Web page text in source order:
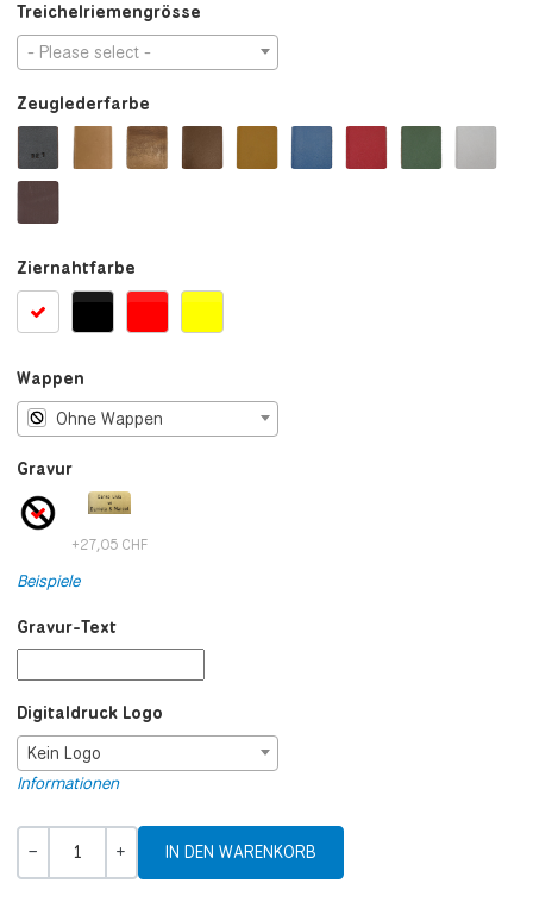
Treichelriemengrösse
- Please select -
Zeuglederfarbe
Ziernahtfarbe
Wappen
Ohne Wappen
Gravur
+27,05 CHF
Beispiele
Gravur-Text
Digitaldruck Logo
Kein Logo
Informationen